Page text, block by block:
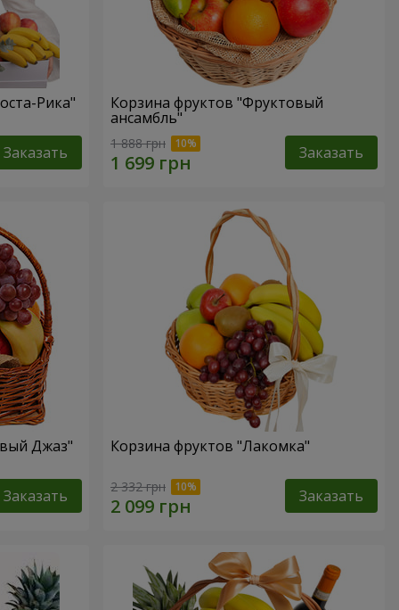
Рика"
Заказать
Корзина фруктов "Фруктовый
ансамбль"
1 888 грн Заказать
Джаз"
Заказать
Корзина фруктов "Лакомка"
2 332 грн Заказать